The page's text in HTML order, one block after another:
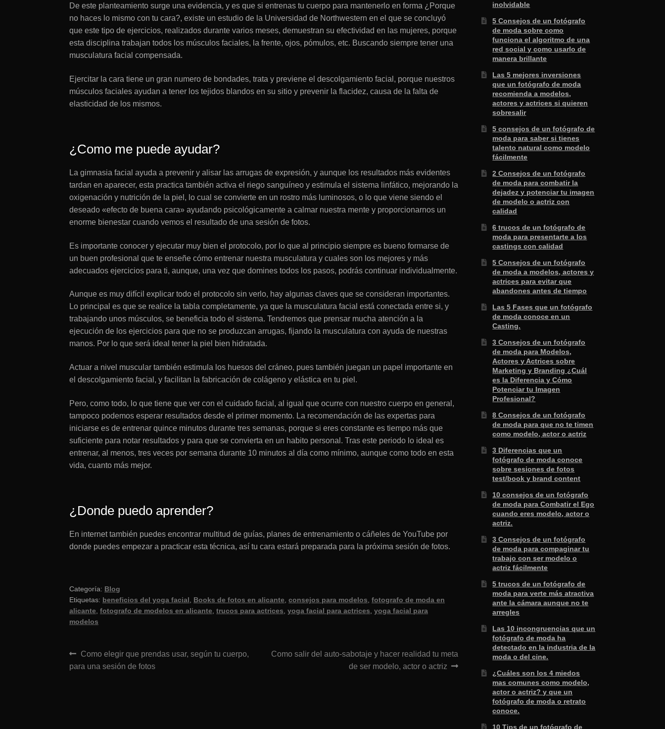
De este planteamiento surge una evidencia, y es que si entrenas tu cuerpo para mantenerlo en forma ¿Porque
no haces lo mismo con tu cara?, existe un estudio de la Universidad de Northwestern en el que se concluyó
que este tipo de ejercicios, realizados durante varios meses, demuestran su efectividad en las mujeres, porque
esta disciplina trabajan todos los músculos faciales, la frente, ojos, pómulos, etc. Buscando siempre tener una
musculatura facial compensada.
Ejercitar la cara tiene un gran numero de bondades, trata y previene el descolgamiento facial, porque nuestros
músculos faciales ayudan a tener los tejidos blandos en su sitio y prevenir la flacidez, causa de la falta de
elasticidad de los mismos.
¿Como me puede ayudar?
La gimnasia facial ayuda a prevenir y alisar las arrugas de expresión, y aunque los resultados más evidentes
tardan en aparecer, esta practica también activa el riego sanguíneo y estimula el sistema linfático, mejorando la
oxigenación y nutrición de la piel, lo cual se convierte en un rostro más luminosos, o lo que viene siendo el
deseado «efecto de buena cara» ayudando psicológicamente a calmar nuestra mente y proporcionarnos un
enorme bienestar cuando vemos el resultado de una sesión de fotos.
Es importante conocer y ejecutar muy bien el protocolo, por lo que al principio siempre es bueno formarse de
un buen profesional que te enseñe cómo entrenar nuestra musculatura y cuales son los mejores y más
adecuados ejercicios para ti, aunque, una vez que domines todos los pasos, podrás continuar individualmente.
Aunque es muy difícil explicar todo el protocolo sin verlo, hay algunas claves que se consideran importantes.
Lo principal es que se realice la tabla completamente, ya que la musculatura facial está conectada entre si, y
trabajando unos músculos, se beneficia todo el sistema. Tendremos que prensar mucha atención a la
ejecución de los ejercicios para que no se produzcan arrugas, fijando la musculatura con ayuda de nuestras
manos. Por lo que será ideal tener la piel bien hidratada.
Actuar a nivel muscular también estimula los huesos del cráneo, pues también juegan un papel importante en
el descolgamiento facial, y facilitan la fabricación de colágeno y elástica en tu piel.
Pero, como todo, lo que tiene que ver con el cuidado facial, al igual que ocurre con nuestro cuerpo en general,
tampoco podemos esperar resultados desde el primer momento. La recomendación de las expertas para
iniciarse es de entrenar quince minutos durante tres semanas, porque si eres constante es tiempo más que
suficiente para notar resultados y para que se convierta en un habito personal. Tras este periodo lo ideal es
entrenar, al menos, tres veces por semana durante 10 minutos al día como mínimo, aunque como todo en esta
vida, cuanto más mejor.
¿Donde puedo aprender?
En internet también puedes encontrar multitud de guías, planes de entrenamiento o cáñeles de YouTube por
donde puedes empezar a practicar esta técnica, así tu cara estará preparada para la próxima sesión de fotos.
Categoría: Blog
Etiquetas: beneficios del yoga facial Books de fotos en alicante ,consejos para modelos ,fotografo de moda en
alicante ,fotografo de modelos en alicante ,trucos para actrices ,yoga facial para actrices ,yoga facial para
modelos
Navegación
de
Anterior:
Como elegir que prendas usar, según tu cuerpo,
para una sesión de fotos
Siguiente:
Como salir del auto-sabotaje y hacer realidad tu meta
de ser modelo, actor o actriz
inolvidable
5 Consejos de un fotógrafo
de moda sobre como
funciona el algoritmo de una
red social y como usarlo de
manera brillante
Las 5 mejores inversiones
que un fotógrafo de moda
recomienda a modelos,
actores y actrices si quieren
sobresalir
5 consejos de un fotógrafo de
moda para saber si tienes
talento natural como modelo
fácilmente
2 Consejos de un fotógrafo
de moda para combatir la
dejadez y potenciar tu imagen
de modelo o actriz con
calidad
6 trucos de un fotógrafo de
moda para presentarte a los
castings con calidad
5 Consejos de un fotógrafo
de moda a modelos, actores y
actrices para evitar que
abandones antes de tiempo
Las 5 Fases que un fotógrafo
de moda conoce en un
Casting.
3 Consejos de un fotógrafo
de moda para Modelos,
Actores y Actrices sobre
Marketing y Branding ¿Cuál
es la Diferencia y Cómo
Potenciar tu Imagen
Profesional?
8 Consejos de un fotógrafo
de moda para que no te timen
como modelo, actor o actriz
3 Diferencias que un
fotógrafo de moda conoce
sobre sesiones de fotos
test/book y brand content
10 consejos de un fotógrafo
de moda para Combatir el Ego
cuando eres modelo, actor o
actriz.
3 Consejos de un fotógrafo
de moda para compaginar tu
trabajo con ser modelo o
actriz fácilmente
5 trucos de un fotógrafo de
moda para verte más atractiva
ante la cámara aunque no te
arregles
Las 10 incongruencias que un
fotógrafo de moda ha
detectado en la industria de la
moda o del cine.
¿Cuáles son los 4 miedos
mas comunes como modelo,
actor o actriz? y que un
fotógrafo de moda o retrato
conoce.
10 Tips de un fotógrafo de